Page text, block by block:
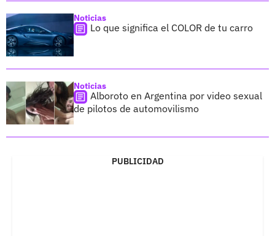
Noticias
Lo que significa el COLOR de tu carro
Noticias
Alboroto en Argentina por video sexual
de pilotos de automovilismo
PUBLICIDAD